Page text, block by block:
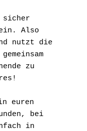
sicher
Also
nutzt die
zu
euren
bei
in